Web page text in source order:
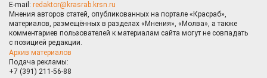
E-mail: redaktor@krasrab.krsn.ru
Мнения авторов статей, опубликованных на портале «Красраб»,
материалов, размещённых в разделах «Мнения», «Молва», а также
комментариев пользователей к материалам сайта могут не совпадать
с позицией редакции.
Архив материалов
Подача рекламы:
+7 (391) 211-56-88